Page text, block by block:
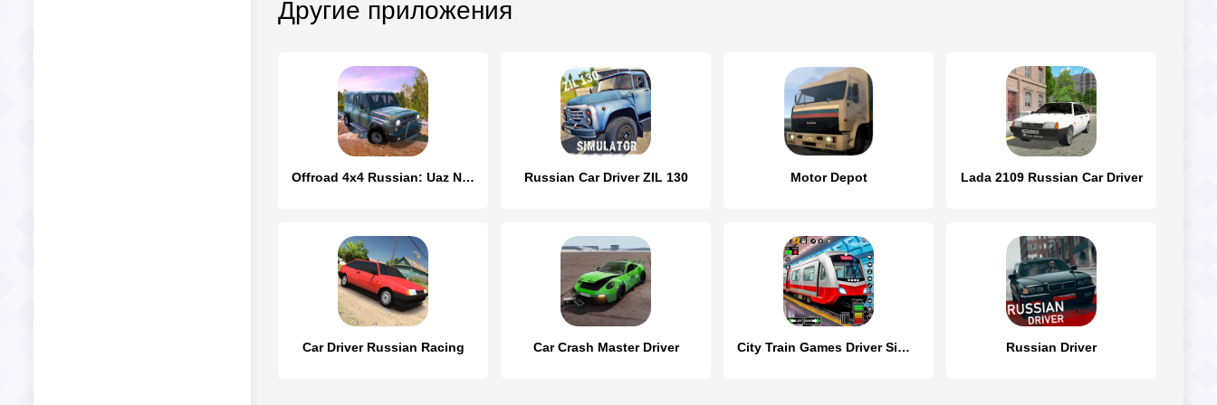
Другие приложения
Offroad 4x4 Russian: Uaz Niva Russian Car Driver ZIL 130 Motor Depot Lada 2109 Russian Car Driver
Car Driver Russian Racing Car Crash Master Driver City Train Games Driver Sim 3D Russian Driver